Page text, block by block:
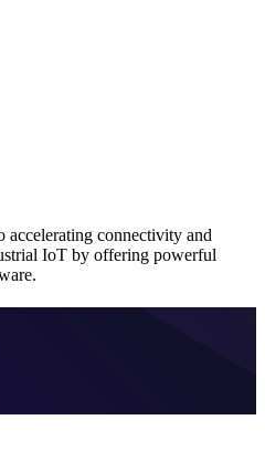
accelerating connectivity and
IoT by offering powerful